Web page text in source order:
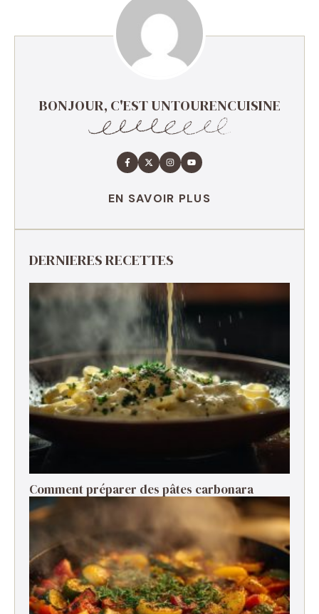
BONJOUR, C'EST UNTOURENCUISINE
EN SAVOIR PLUS
DERNIERES RECETTES
Comment préparer des pâtes carbonara ​